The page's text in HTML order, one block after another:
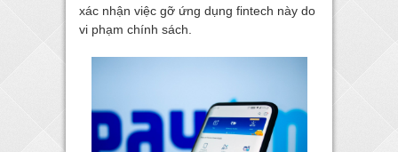
xác nhận việc gỡ ứng dụng fintech này do
vi phạm chính sách.